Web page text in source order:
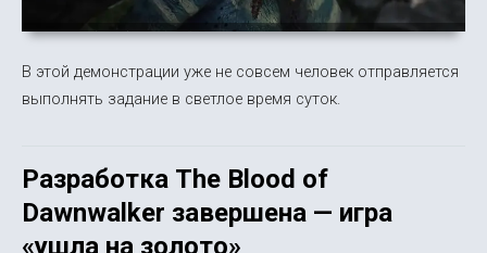
В этой демонстрации уже не совсем человек отправляется
выполнять задание в светлое время суток.
Разработка The Blood of
Dawnwalker завершена — игра